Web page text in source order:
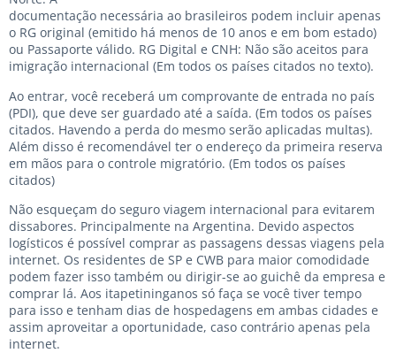
documentação necessária ao brasileiros podem incluir apenas
o RG original (emitido há menos de 10 anos e em bom estado)
ou Passaporte válido. RG Digital e CNH: Não são aceitos para
imigração internacional (Em todos os países citados no texto).
Ao entrar, você receberá um comprovante de entrada no país
(PDI), que deve ser guardado até a saída. (Em todos os países
citados. Havendo a perda do mesmo serão aplicadas multas).
Além disso é recomendável ter o endereço da primeira reserva
em mãos para o controle migratório. (Em todos os países
citados)
Não esqueçam do seguro viagem internacional para evitarem
dissabores. Principalmente na Argentina. Devido aspectos
logísticos é possível comprar as passagens dessas viagens pela
internet. Os residentes de SP e CWB para maior comodidade
podem fazer isso também ou dirigir-se ao guichê da empresa e
comprar lá. Aos itapetininganos só faça se você tiver tempo
para isso e tenham dias de hospedagens em ambas cidades e
assim aproveitar a oportunidade, caso contrário apenas pela
internet.